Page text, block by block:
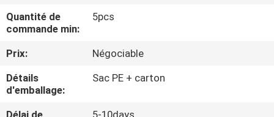
VISITE
D'USINE
CONTRÔLE
DE
Quantité de
commande min:
5pcs
Prix:
Négociable
Détails
d'emballage:
Sac PE + carton